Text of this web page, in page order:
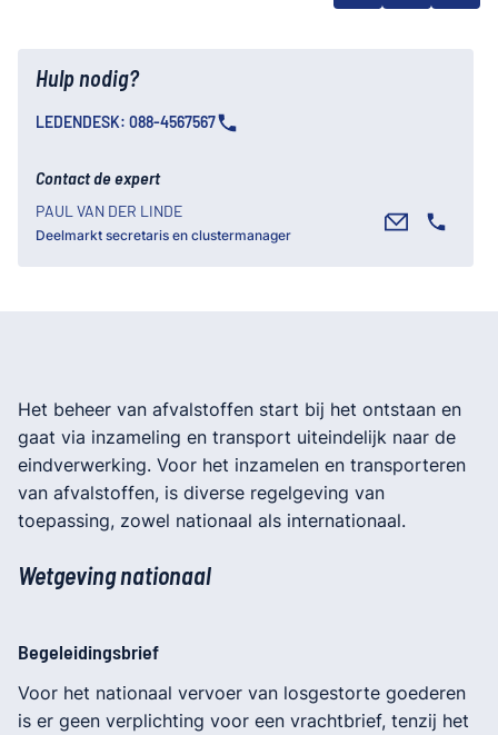
Hulp nodig?
LEDENDESK: 088-4567567
Contact de expert
PAUL VAN DER LINDE
Deelmarkt secretaris en clustermanager
Het beheer van afvalstoffen start bij het ontstaan en
gaat via inzameling en transport uiteindelijk naar de
eindverwerking. Voor het inzamelen en transporteren
van afvalstoffen, is diverse regelgeving van
toepassing, zowel nationaal als internationaal.
Wetgeving nationaal
Begeleidingsbrief
Voor het nationaal vervoer van losgestorte goederen
is er geen verplichting voor een vrachtbrief, tenzij het